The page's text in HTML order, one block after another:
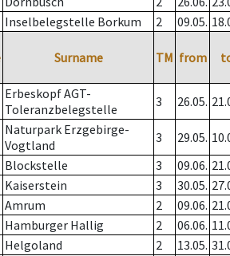
Inselbelegstelle Borkum 2 09.05.
Surname TM from
Erbeskopf AGT-
Toleranzbelegstelle
3 26.05.
Naturpark Erzgebirge-
Vogtland
3 29.05.
Blockstelle 3 09.06.
Kaiserstein 3 30.05.
Amrum 2 09.06.
Hamburger Hallig 2 06.06.
Helgoland 2 13.05.